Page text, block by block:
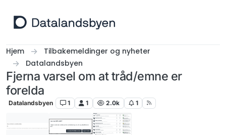
Hjem
Tilbakemeldinger og nyheter
Datalandsbyen
Fjerna varsel om at tråd/emne er
forelda
Datalandsbyen 1 1 2.0k 1